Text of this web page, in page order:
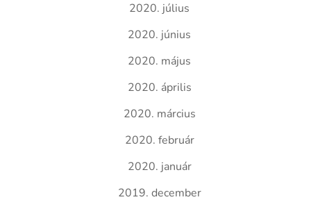
2020. július
2020. június
2020. május
2020. április
2020. március
2020. február
2020. január
2019. december